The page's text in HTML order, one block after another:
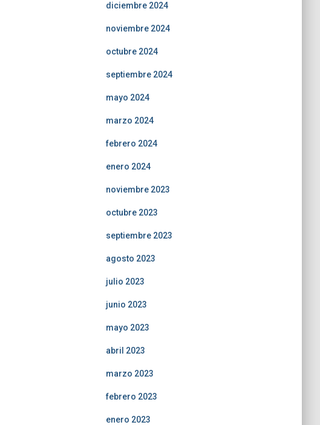
diciembre 2024
noviembre 2024
octubre 2024
septiembre 2024
mayo 2024
marzo 2024
febrero 2024
enero 2024
noviembre 2023
octubre 2023
septiembre 2023
agosto 2023
julio 2023
junio 2023
mayo 2023
abril 2023
marzo 2023
febrero 2023
enero 2023